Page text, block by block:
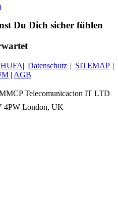
Du Dich sicher fühlen
| Datenschutz| SITEMAP|
| AGB
Telecomunicacion IT LTD
4PW London, UK